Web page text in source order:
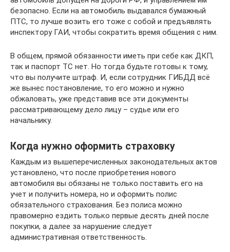
безопасно. Если на автомобиль выдавался бумажный
ПТС, то лучше возить его тоже с собой и предъявлять
инспектору ГАИ, чтобы сократить время общения с ним.
В общем, прямой обязанности иметь при себе как ДКП,
так и паспорт ТС нет. Но тогда будьте готовы к тому,
что вы получите штраф. И, если сотрудник ГИБДД всё
же вынес постановление, то его можно и нужно
обжаловать, уже представив все эти документы
рассматривающему дело лицу – судье или его
начальнику.
Когда нужно оформить страховку
Каждым из вышеперечисленных законодательных актов
установлено, что после приобретения нового
автомобиля вы обязаны не только поставить его на
учет и получить номера, но и оформить полис
обязательного страхования. Без полиса можно
правомерно ездить только первые десять дней после
покупки, а далее за нарушение следует
административная ответственность.